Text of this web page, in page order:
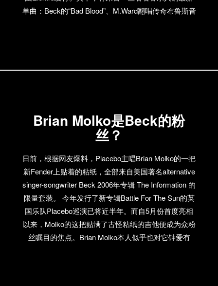
单曲：Beck的“Bad Blood”、M.Ward翻唱传奇布鲁斯音
里做过介绍，新专辑《Heart’s Pounding》的旋律很舒
缓，美极了！ 无限知音 #31 歌曲列表： Library
Voices，Drinking Game，《Denim on…
Brian Molko是Beck的粉
丝？
日前，根据网友爆料，Placebo主唱Brian Molko的一把
新Fender上贴着的粘纸，全部来自美国著名alternative
singer-songwriter Beck 2006年专辑 The Information 的
限量套装。 今年发行了新专辑Battle For The Sun的英
国乐队Placebo巡演已将近半年。而自5月份首度亮相
以来，Molko的这把贴满了古怪粘纸的吉他便成为众粉
丝瞩目的焦点。Brian Molko本人似乎也对它钟爱有